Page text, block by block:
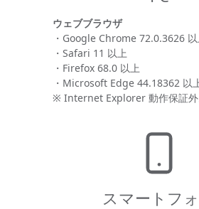
ウェブブラウザ
・Google Chrome 72.0.3626 以
・Safari 11 以上
・Firefox 68.0 以上
・Microsoft Edge 44.18362 以
※ Internet Explorer 動作保証外
スマートフ